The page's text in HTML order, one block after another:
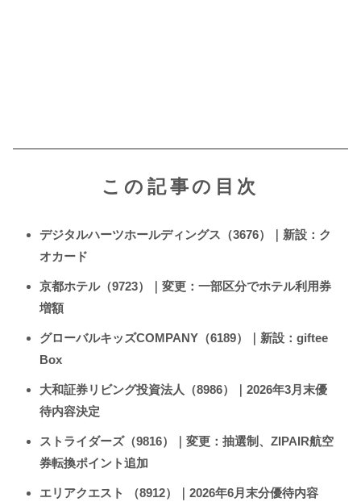
この記事の目次
デジタルハーツホールディングス（3676）｜新設：ク
オカード
京都ホテル（9723）｜変更：一部区分でホテル利用券
増額
グローバルキッズCOMPANY（6189）｜新設：giftee
Box
大和証券リビング投資法人（8986）｜2026年3月末優
待内容決定
ストライダーズ（9816）｜変更：抽選制、ZIPAIR航空
券転換ポイント追加
エリアクエスト （8912）｜2026年6月末分優待内容